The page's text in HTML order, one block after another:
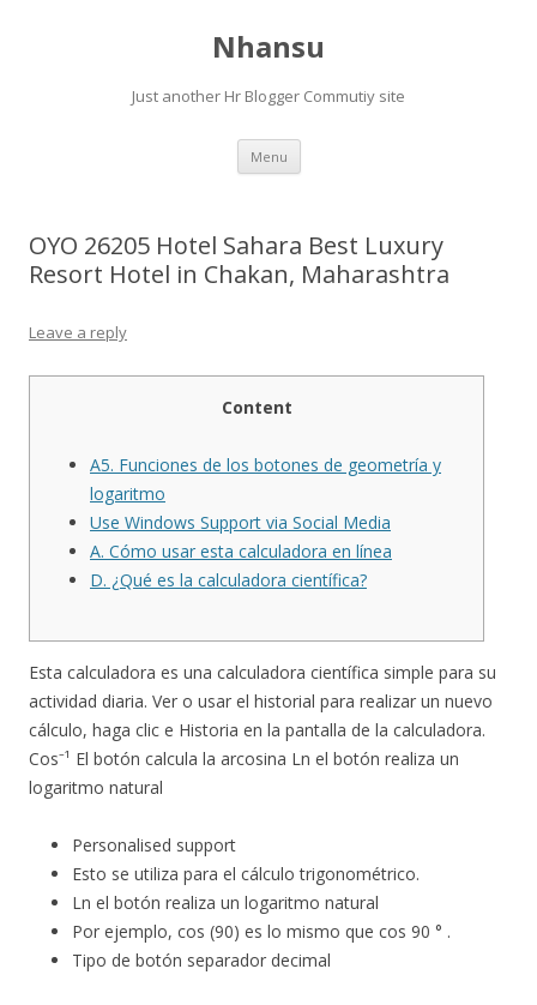
Nhansu
Just another Hr Blogger Commutiy site
Menu Skip to content
OYO 26205 Hotel Sahara Best Luxury
Resort Hotel in Chakan, Maharashtra
Leave a reply
Content
A5. Funciones de los botones de geometría y
logaritmo
Use Windows Support via Social Media
A. Cómo usar esta calculadora en línea
D. ¿Qué es la calculadora científica?
Esta calculadora es una calculadora científica simple para su
actividad diaria. Ver o usar el historial para realizar un nuevo
cálculo, haga clic e Historia en la pantalla de la calculadora.
Cos⁻¹ El botón calcula la arcosina Ln el botón realiza un
logaritmo natural
Personalised support
Esto se utiliza para el cálculo trigonométrico.
Ln el botón realiza un logaritmo natural
Por ejemplo, cos (90) es lo mismo que cos 90 ° .
Tipo de botón separador decimal